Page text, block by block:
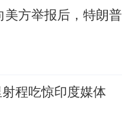
方举报后，特朗普
程吃惊印度媒体